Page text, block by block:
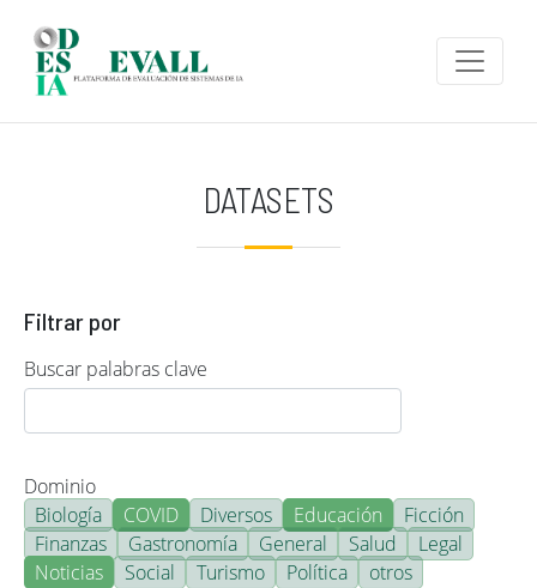
DATASETS
Filtrar por
Buscar palabras clave
Dominio
Biología
COVID Diversos Educación
Ficción
Finanzas
Gastronomía General Salud
Legal
Noticias
Social Turismo Política otros